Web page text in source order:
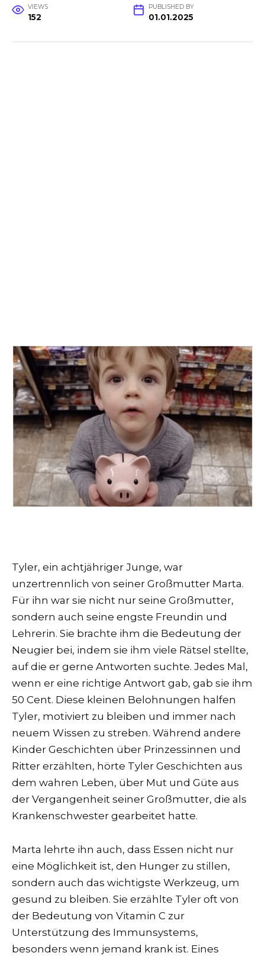
VIEWS
152
PUBLISHED BY
01.01.2025
Tyler, ein achtjähriger Junge, war
unzertrennlich von seiner Großmutter Marta.
Für ihn war sie nicht nur seine Großmutter,
sondern auch seine engste Freundin und
Lehrerin. Sie brachte ihm die Bedeutung der
Neugier bei, indem sie ihm viele Rätsel stellte,
auf die er gerne Antworten suchte. Jedes Mal,
wenn er eine richtige Antwort gab, gab sie ihm
50 Cent. Diese kleinen Belohnungen halfen
Tyler, motiviert zu bleiben und immer nach
neuem Wissen zu streben. Während andere
Kinder Geschichten über Prinzessinnen und
Ritter erzählten, hörte Tyler Geschichten aus
dem wahren Leben, über Mut und Güte aus
der Vergangenheit seiner Großmutter, die als
Krankenschwester gearbeitet hatte.
Marta lehrte ihn auch, dass Essen nicht nur
eine Möglichkeit ist, den Hunger zu stillen,
sondern auch das wichtigste Werkzeug, um
gesund zu bleiben. Sie erzählte Tyler oft von
der Bedeutung von Vitamin C zur
Unterstützung des Immunsystems,
besonders wenn jemand krank ist. Eines